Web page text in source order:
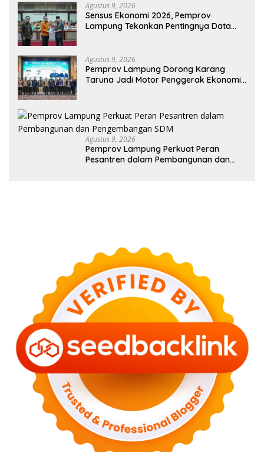
Agustus 9, 2026
Sensus Ekonomi 2026, Pemprov
Lampung Tekankan Pentingnya Data
Agustus 9, 2026
Pemprov Lampung Dorong Karang
Taruna Jadi Motor Penggerak Ekonomi
Agustus 9, 2026
Pemprov Lampung Perkuat Peran
Pesantren dalam Pembangunan dan